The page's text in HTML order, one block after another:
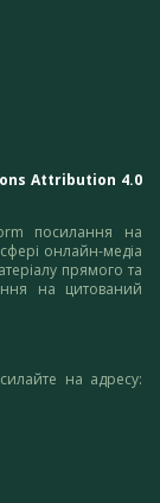
Attribution 4.0
посилання на
сфері онлайн-медіа
прямого та
на цитований
на адресу: